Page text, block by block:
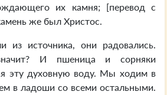
их камня; [перевод с
же был Христос.
из источника, они радовались.
И пшеница и сорняки
эту духовную воду. Мы ходим в
в ладоши со всеми остальными.